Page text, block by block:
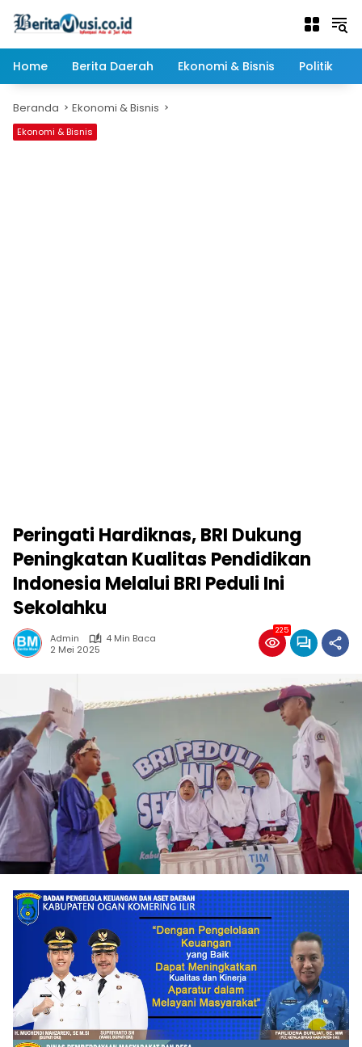
Home
Berita Daerah Ekonomi & Bisnis Politik
Beranda Ekonomi & Bisnis
Ekonomi & Bisnis
Peringati Hardiknas, BRI Dukung
Peningkatan Kualitas Pendidikan
Indonesia Melalui BRI Peduli Ini
Sekolahku
Admin
4 Min Baca
2 Mei 2025
225